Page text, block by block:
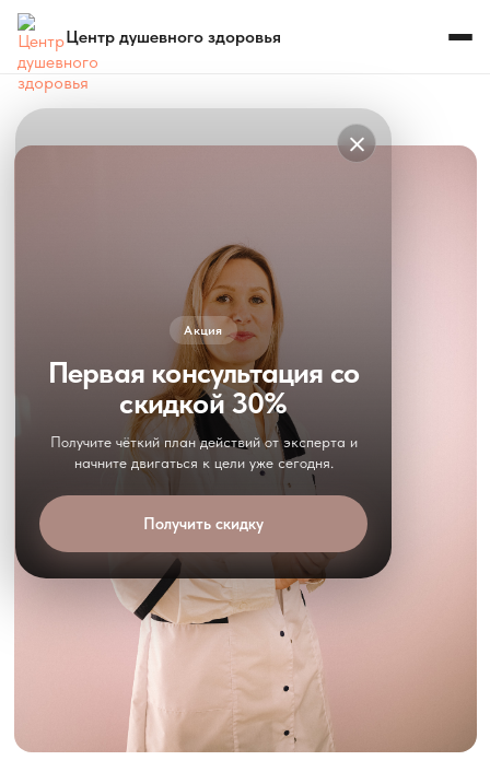
Центр душевного здоровья
Акция
Первая консультация со
скидкой 30%
Получите чёткий план действий от эксперта и
начните двигаться к цели уже сегодня.
Получить скидку